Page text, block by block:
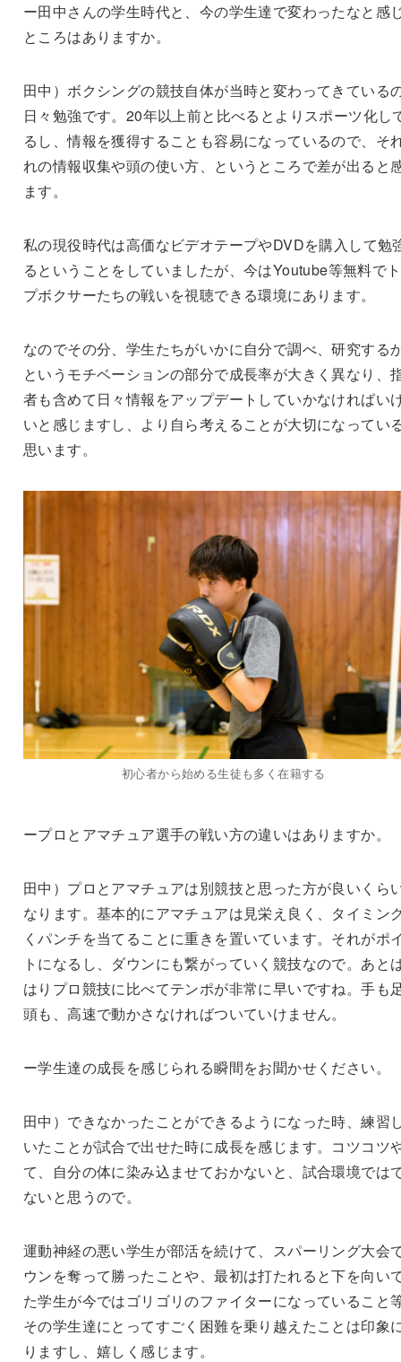
ー田中さんの学生時代と、今の学生達で変わったなと感
ところはありますか。
田中）ボクシングの競技自体が当時と変わってきている
日々勉強です。20年以上前と比べるとよりスポーツ化し
るし、情報を獲得することも容易になっているので、そ
れの情報収集や頭の使い方、というところで差が出ると
ます。
私の現役時代は高価なビデオテープやDVDを購入して勉
るということをしていましたが、今はYoutube等無料で
プボクサーたちの戦いを視聴できる環境にあります。
なのでその分、学生たちがいかに自分で調べ、研究する
というモチベーションの部分で成長率が大きく異なり、
者も含めて日々情報をアップデートしていかなければい
いと感じますし、より自ら考えることが大切になってい
思います。
初心者から始める生徒も多く在籍する
ープロとアマチュア選手の戦い方の違いはありますか。
田中）プロとアマチュアは別競技と思った方が良いくら
なります。基本的にアマチュアは見栄え良く、タイミン
くパンチを当てることに重きを置いています。それがポ
トになるし、ダウンにも繋がっていく競技なので。あと
はりプロ競技に比べてテンポが非常に早いですね。手も
頭も、高速で動かさなければついていけません。
ー学生達の成長を感じられる瞬間をお聞かせください。
田中）できなかったことができるようになった時、練習
いたことが試合で出せた時に成長を感じます。コツコツ
て、自分の体に染み込ませておかないと、試合環境では
ないと思うので。
運動神経の悪い学生が部活を続けて、スパーリング大会
ウンを奪って勝ったことや、最初は打たれると下を向い
た学生が今ではゴリゴリのファイターになっていること
その学生達にとってすごく困難を乗り越えたことは印象
りますし、嬉しく感じます。